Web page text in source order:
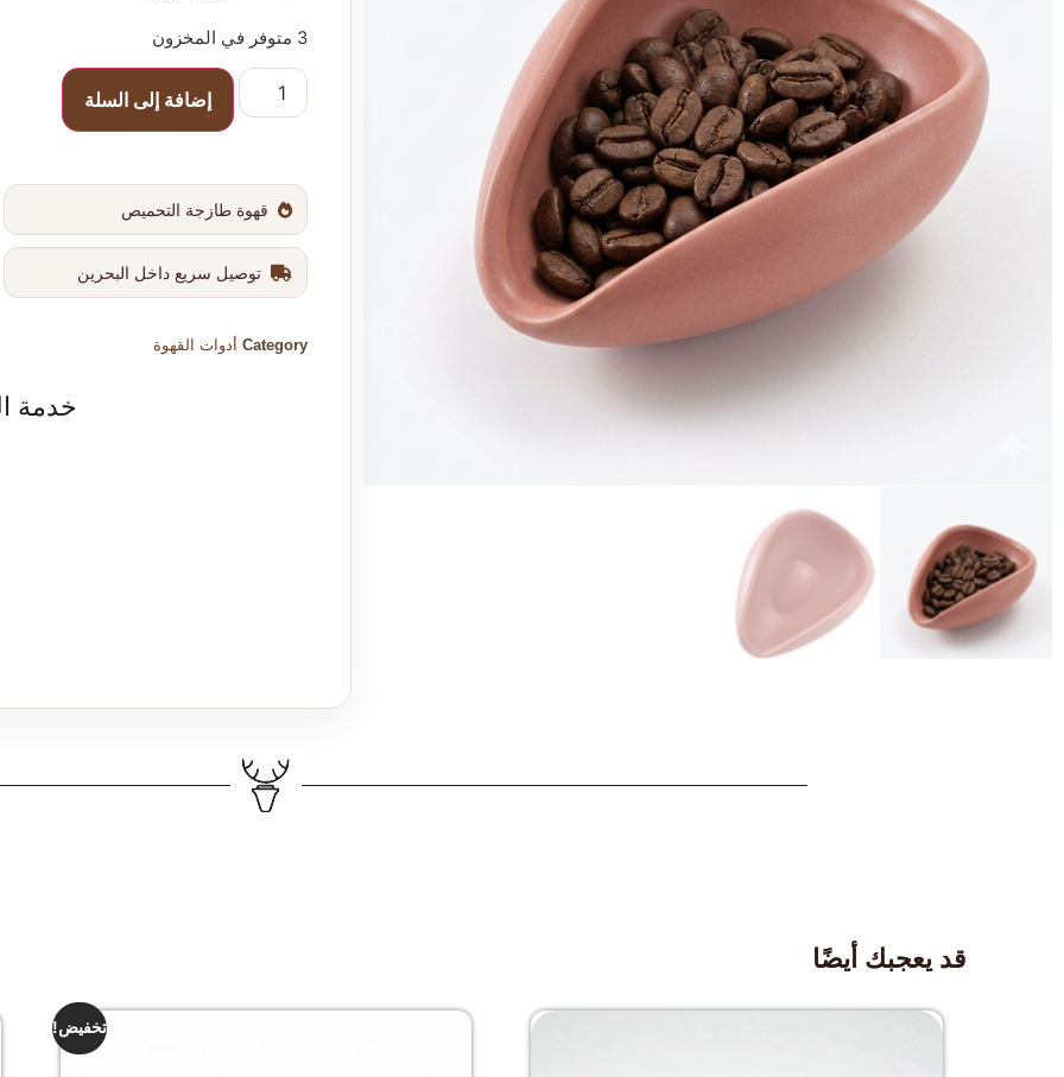
3 متوفر في المخزون
إضافة إلى السلة
قهوة طازجة التحميص
توصيل سريع داخل البحرين
Category أدوات القهوة
خدمة
قد يعجبك أيضًا
تخفيض!